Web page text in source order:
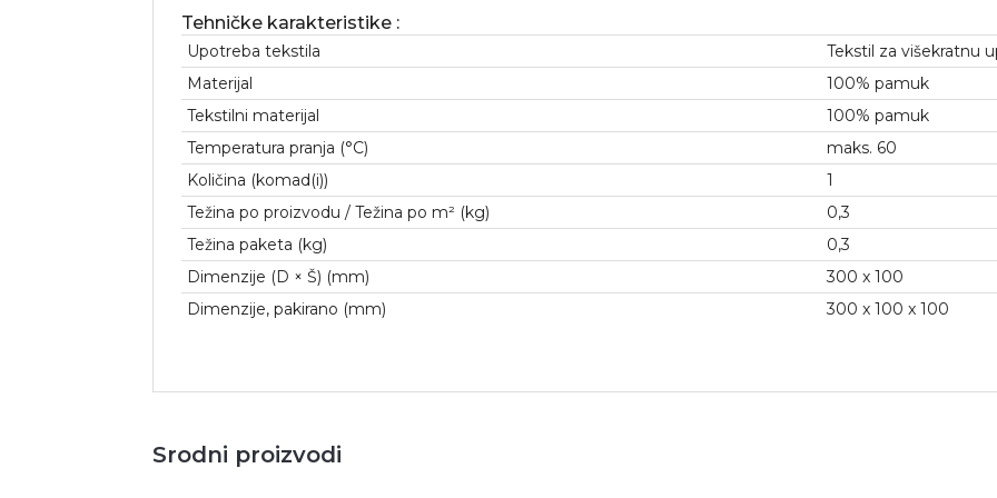
Tehničke karakteristike :
Upotreba tekstila
Tekstil za višekratnu
Materijal
100% pamuk
Tekstilni materijal
100% pamuk
Temperatura pranja (°C)
maks. 60
Količina (komad(i))
1
Težina po proizvodu / Težina po m² (kg)
0,3
Težina paketa (kg)
0,3
Dimenzije (D × Š) (mm)
300 x 100
Dimenzije, pakirano (mm)
300 x 100 x 100
Srodni proizvodi